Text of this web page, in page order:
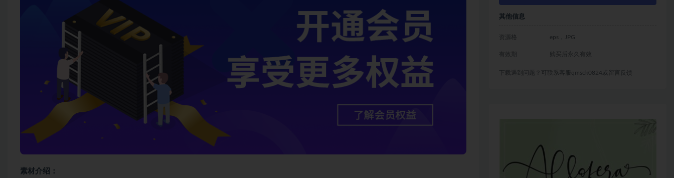
素材介绍：
其他信息
资源格 eps，JPG
有效期 购买后永久有效
下载遇到问题？可联系客服qmsck0824或留言反馈